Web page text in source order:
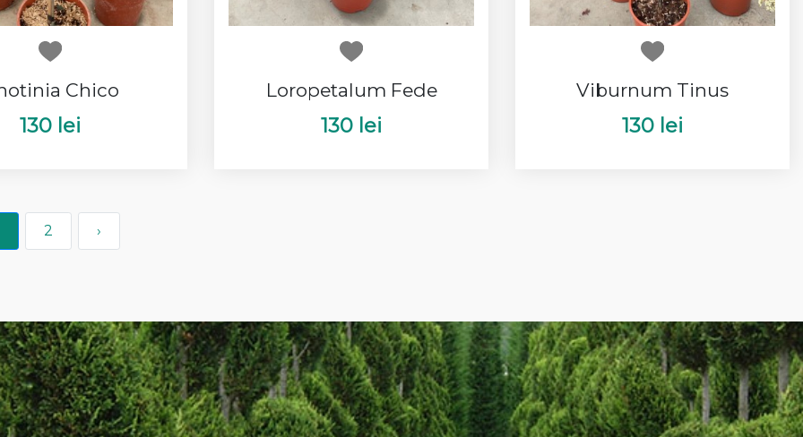
Chico
130 lei
Loropetalum Fede
130 lei
Viburnum Tinus
130 lei
2 ›